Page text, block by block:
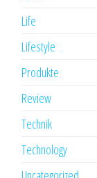
Life
Lifestyle
Produkte
Review
Technik
Technology